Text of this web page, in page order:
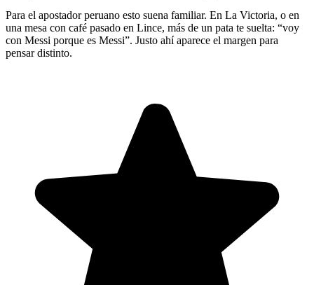
Para el apostador peruano esto suena familiar. En La Victoria, o en
una mesa con café pasado en Lince, más de un pata te suelta: “voy
con Messi porque es Messi”. Justo ahí aparece el margen para
pensar distinto.